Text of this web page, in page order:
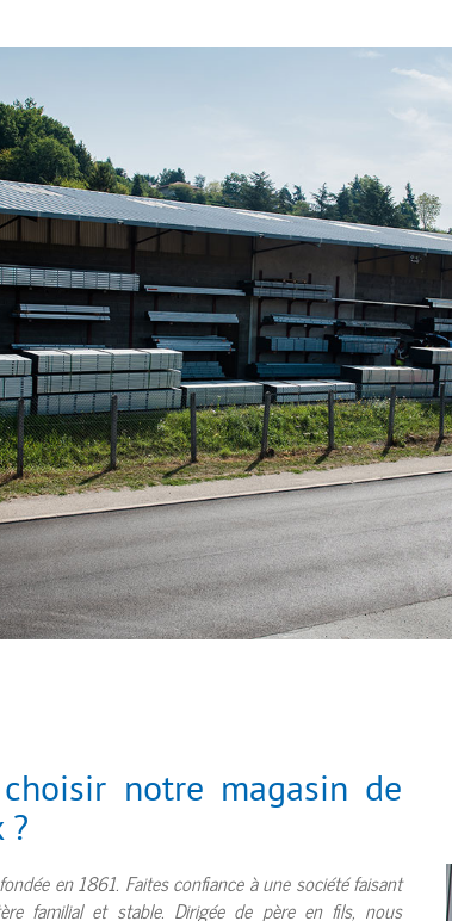
notre magasin de
?
en 1861. Faites confiance à une société faisant
familial et stable. Dirigée de père en fils, nous